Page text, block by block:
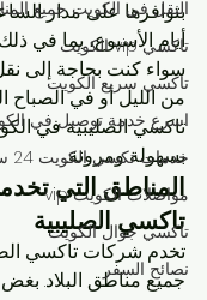
النقل في الكويت جميع
تاكسي vip الكويت
تاكسي سريع الكويت
اسرع خدمة توصيل في
خدمات تكسي الكويت 24 ساعة
مواصلات الكويت vip
تاكسي جوال الكويت
نصائح السفر
بتوافرها على مدار
أيام الأسبوع، بما في
سواء كنت بحاجة إلى
من الليل أو في الصباح
تاكسي الصليبية في
بسهولة ومرونة.
المناطق التي
تاكسي الصليبية
تخدم شركات تاكسي
جميع مناطق البلاد.